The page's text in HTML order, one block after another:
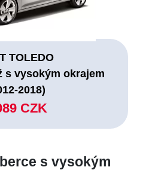
TOLEDO
s vysokým okrajem
2018)
CZK
s vysokým